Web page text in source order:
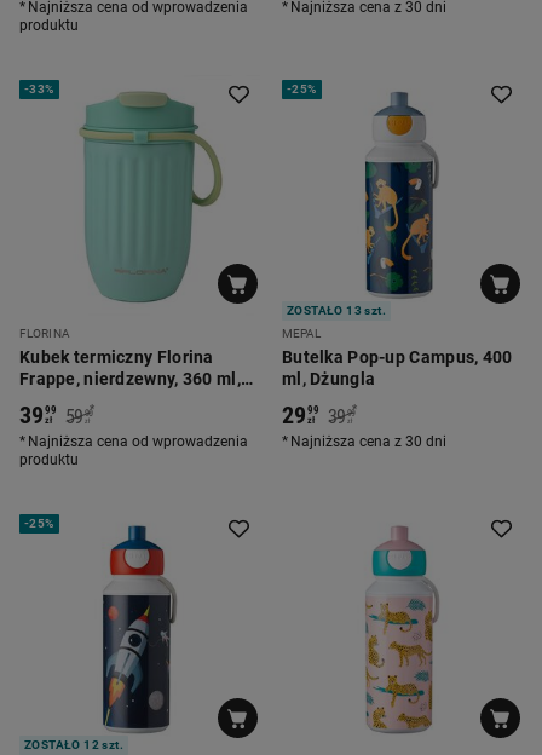
Najniższa cena od wprowadzenia
produktu
Najniższa cena z 30 dni
-33%
FLORINA
Kubek termiczny Florina
Frappe, nierdzewny, 360 ml,
3999
zł 59 90
zł
*
Najniższa cena od wprowadzenia
produktu
-25%
ZOSTAŁO 13 szt.
MEPAL
Butelka Pop-up Campus, 400
ml, Dżungla
2999
zł 39 99
zł
*
Najniższa cena z 30 dni
-25%
ZOSTAŁO 12 szt.